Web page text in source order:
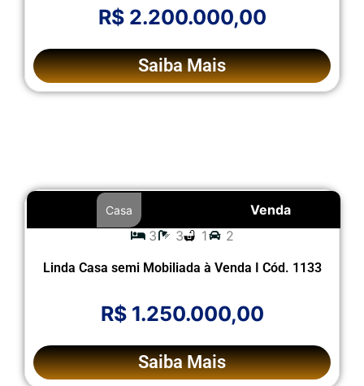
R$ 2.200.000,00
Saiba Mais
Venda
Casa
3 3 1 2
Linda Casa semi Mobiliada à Venda I Cód. 1133
R$ 1.250.000,00
Saiba Mais